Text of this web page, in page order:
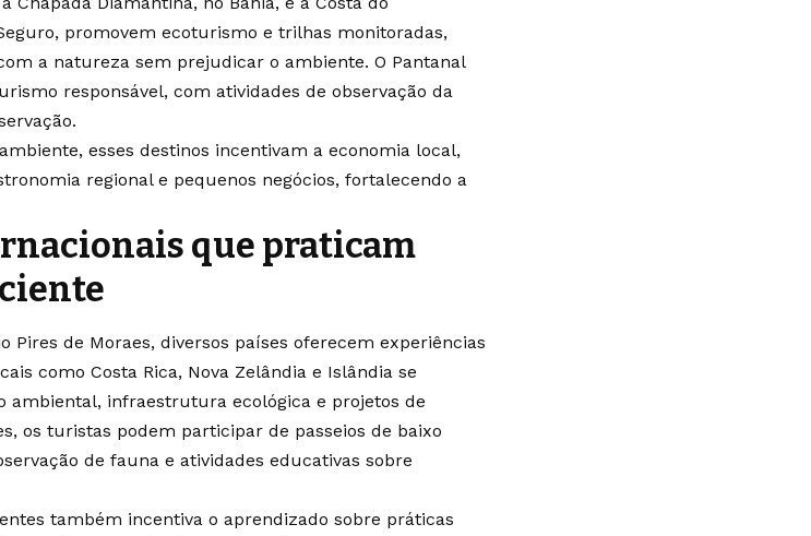
promovem ecoturismo e trilhas monitoradas,
a natureza sem prejudicar o ambiente. O Pantanal
responsável, com atividades de observação da
esses destinos incentivam a economia local,
regional e pequenos negócios, fortalecendo a
que praticam
Pires de Moraes, diversos países oferecem experiências
como Costa Rica, Nova Zelândia e Islândia se
ambiental, infraestrutura ecológica e projetos de
os turistas podem participar de passeios de baixo
de fauna e atividades educativas sobre
também incentiva o aprendizado sobre práticas